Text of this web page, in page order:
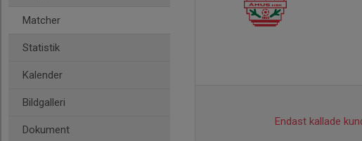
Matcher
Statistik
Kalender
Bildgalleri
Dokument
Endast kallade